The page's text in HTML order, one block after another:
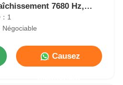
7680 Hz,
Nova, utilisation en
1
Négociable
Causez